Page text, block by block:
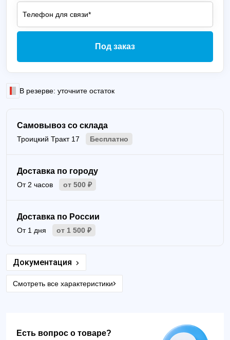
Под заказ
В резерве: уточните остаток
Самовывоз со склада
Троицкий Тракт 17 Бесплатно
Доставка по городу
От 2 часов от 500 ₽
Доставка по России
От 1 дня от 1 500 ₽
Документация
Смотреть все характеристики
Есть вопрос о товаре?